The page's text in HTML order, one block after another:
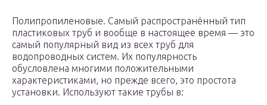
Полипропиленовые. Самый распространённый тип
пластиковых труб и вообще в настоящее время — это
самый популярный вид из всех труб для
водопроводных систем. Их популярность
обусловлена многими положительными
характеристиками, но прежде всего, это простота
установки. Используют такие трубы в: